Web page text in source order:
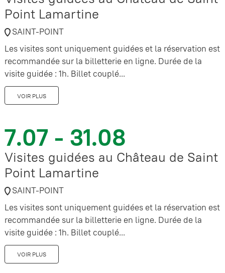
Point Lamartine
SAINT-POINT
Les visites sont uniquement guidées et la réservation est
recommandée sur la billetterie en ligne. Durée de la
visite guidée : 1h. Billet couplé...
VOIR PLUS
7.07 - 31.08
Visites guidées au Château de Saint
Point Lamartine
SAINT-POINT
Les visites sont uniquement guidées et la réservation est
recommandée sur la billetterie en ligne. Durée de la
visite guidée : 1h. Billet couplé...
VOIR PLUS